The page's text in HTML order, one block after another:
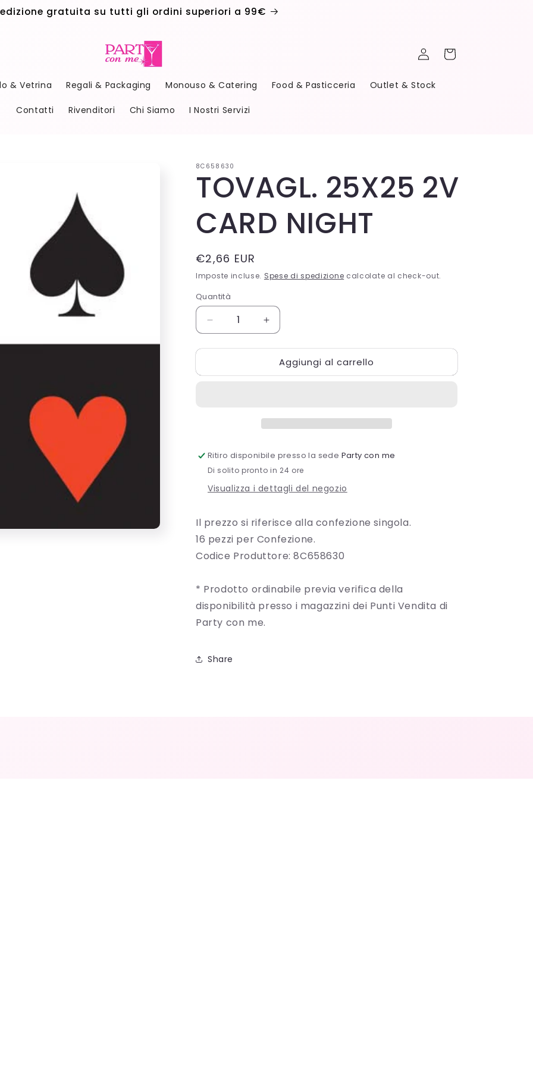
gratuita su tutti gli ordini superiori a 99€
& Vetrina Regali & Packaging Monouso & Catering Food & Pasticceria Outlet & Stock
Contatti Rivenditori Chi Siamo I Nostri Servizi
Accedi Carrello
8C658630
TOVAGL. 25X25 2V
CARD NIGHT
Prezzo
di
listino
€2,66 EUR
Imposte incluse. Spese di spedizione calcolate al check-out.
Quantità
Quantità
Diminuisci
quantità
per
25X25
Aumenta
quantità
per
TOVAGL.
25X25
Aggiungi al carrello
Ritiro disponibile presso la sede Party con me
Di solito pronto in 24 ore
Visualizza i dettagli del negozio
Il prezzo si riferisce alla confezione singola.
16 pezzi per Confezione.
Codice Produttore: 8C658630
* Prodotto ordinabile previa verifica della
disponibilità presso i magazzini dei Punti Vendita di
Party con me.
Share